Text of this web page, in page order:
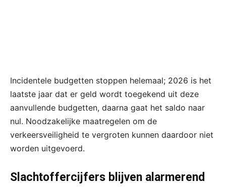
Incidentele budgetten stoppen helemaal; 2026 is het
laatste jaar dat er geld wordt toegekend uit deze
aanvullende budgetten, daarna gaat het saldo naar
nul. Noodzakelijke maatregelen om de
verkeersveiligheid te vergroten kunnen daardoor niet
worden uitgevoerd.
Slachtoffercijfers blijven alarmerend